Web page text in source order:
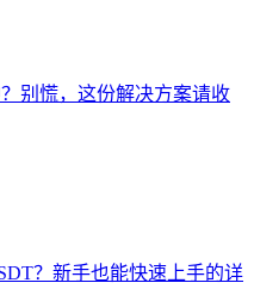
别慌，这份解决方案请收
？新手也能快速上手的详